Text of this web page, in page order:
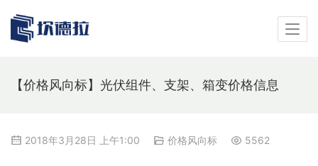
【价格风向标】光伏组件、支架、箱变价格信息
2018年3月28日 上午1:00 价格风向标 5562